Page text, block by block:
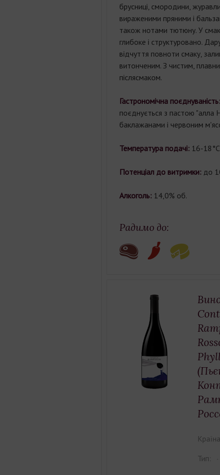
брусниці, смородини,
вираженими пряними і
також нотами тютюну. У
глибоке і структуровано.
відчуття повноти смаку,
витонченим. З чистим,
післясмаком.
Гастрономічна
поєднується з пастою "алла
баклажанами і червоним
Температура подачі:16-
Потенціал до витримки: до
Алкоголь:14,0% об.
Радимо до:
Тип: